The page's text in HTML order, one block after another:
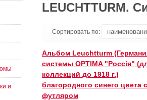
LEUCHTTURM.
Сортировать по:
Альбом Leuchtturm
системы OPTIMA "Россiя"
коллекций до 1918 г.)
благородного синего цвета с
футляром
и